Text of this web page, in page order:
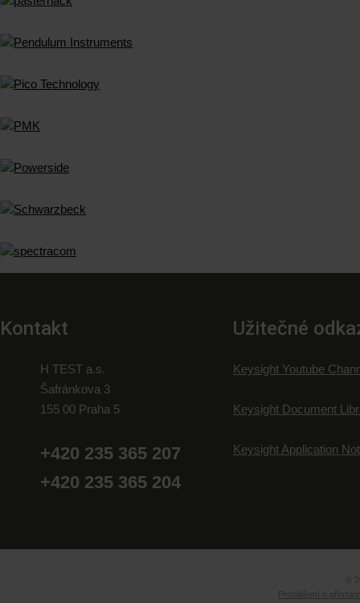
Kontakt
H TEST a.s.
Šafránkova 3
155 00 Praha 5
+420 235 365 207
+420 235 365 204
Užitečné
Keysight Youtube
Keysight Document
Keysight Application
Prohlášení o